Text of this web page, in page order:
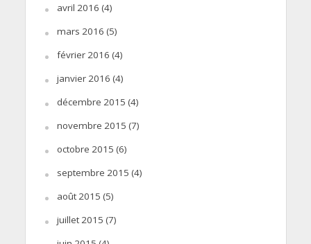
avril 2016 (4)
mars 2016 (5)
février 2016 (4)
janvier 2016 (4)
décembre 2015 (4)
novembre 2015 (7)
octobre 2015 (6)
septembre 2015 (4)
août 2015 (5)
juillet 2015 (7)